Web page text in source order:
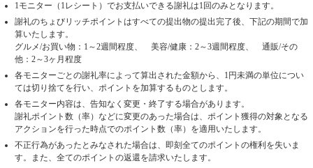
1モニター（1レシート）でお支払いできる謝礼は1回のみとなります。
謝礼のちょびリッチポイントはすべての提出物の提出完了後、下記の期間で加
算いたします。
グルメ/お買い物：1～2週間程度、 美容/健康：2～3週間程度、 通販/その
他：2～3ヶ月程度
各モニターごとの謝礼率によって算出された金額から、1円未満の単位につい
ては切り捨てを行い、ポイントを加算するものとします。
各モニター内容は、告知なく変更・終了する場合があります。
謝礼ポイント数（率）などに変更のあった場合は、ポイント獲得の対象となる
アクションを行った時点でのポイント数（率）を適用いたします。
不正行為があったとみなされた場合は、即刻全てのポイントの権利を失いま
す。また、全てのポイントの返還を請求いたします。